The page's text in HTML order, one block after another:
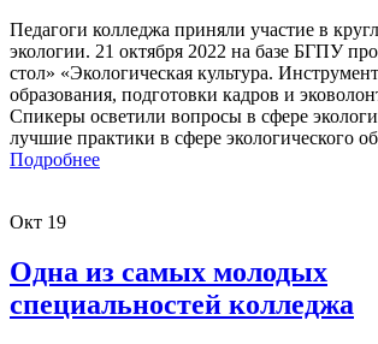
Педагоги колледжа приняли участие в
экологии. 21 октября 2022 на базе БГПУ
стол» «Экологическая культура.
образования, подготовки кадров и
Спикеры осветили вопросы в сфере
лучшие практики в сфере экологического
Подробнее
Окт 19
Одна из самых молодых
специальностей колледжа